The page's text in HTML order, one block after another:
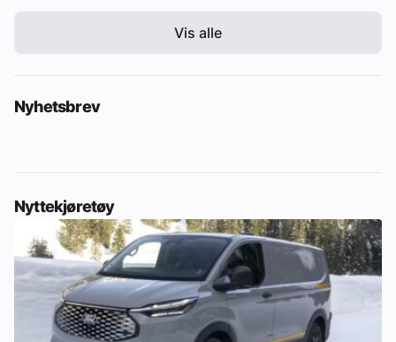
Vis alle
Nyhetsbrev
Nyttekjøretøy